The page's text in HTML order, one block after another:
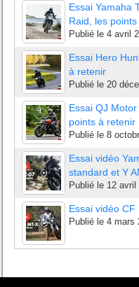
Essai Yamaha
Raid, les
Publié le 4 avril
Essai Hero
à retenir
Publié le 20
Essai QJ
points à retenir
Publié le 8
Essai vidéo
standard et Y
Publié le 12 avril
Essai vidéo
Publié le 4 mars